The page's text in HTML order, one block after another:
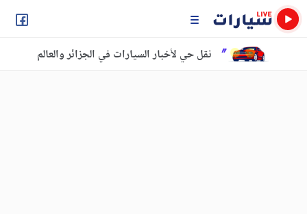
نقل حي لأخبار السيارات في الجزائر والعالم